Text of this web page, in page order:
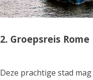
2. Groepsreis Rome
Deze prachtige stad